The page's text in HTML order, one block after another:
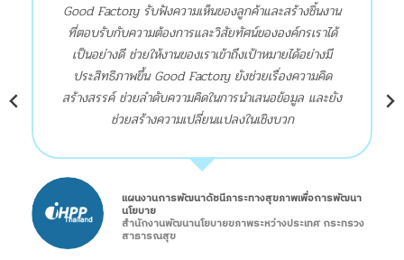
Good Factory รับฟังความเห็นของลูกค้าและสร้างชิ้นงาน
ที่ตอบรับกับความต้องการและวิสัยทัศน์ขององค์กรเราได้
เป็นอย่างดี ช่วยให้งานของเราเข้าถึงเป้าหมายได้อย่างมี
ประสิทธิภาพขึ้น Good Factory ยังช่วยเรื่องความคิด
สร้างสรรค์ ช่วยลำดับความคิดในการนำเสนอข้อมูล และยัง
ช่วยสร้างความเปลี่ยนแปลงในเชิงบวก
แผนงานการพัฒนาดัชนีภาระทางสุขภาพเพื่อการพัฒนา
นโยบาย
สำนักงานพัฒนานโยบายขภาพระหว่างประเทศ กระทรวง
สาธารณสุข